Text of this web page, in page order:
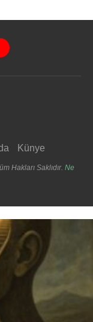
Künye
Hakları Saklıdır. Ne